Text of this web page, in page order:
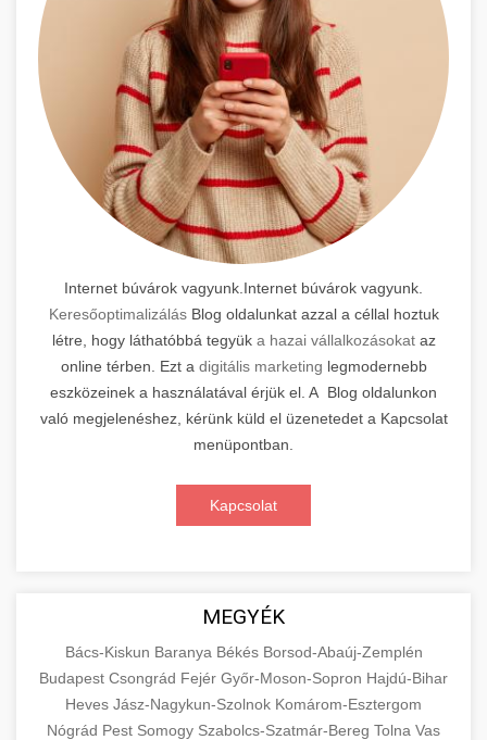
Internet búvárok vagyunk.Internet búvárok vagyunk.
KeresőoptimalizálásBlog oldalunkat azzal a céllal hoztuk
létre, hogy láthatóbbá tegyük a hazai vállalkozásokataz
online térben. Ezt a digitális marketing legmodernebb
eszközeinek a használatával érjük el. A Blog oldalunkon
való megjelenéshez, kérünk küld el üzenetedet a Kapcsolat
menüpontban.
Kapcsolat
MEGYÉK
Bács-Kiskun Baranya Békés Borsod-Abaúj-Zemplén
Budapest Csongrád Fejér Győr-Moson-Sopron Hajdú-Bihar
Heves Jász-Nagykun-Szolnok Komárom-Esztergom
Nógrád Pest Somogy Szabolcs-Szatmár-Bereg Tolna Vas